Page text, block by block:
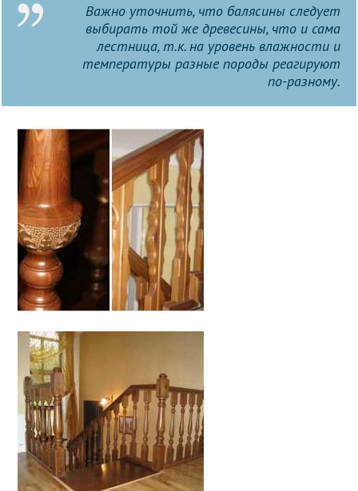
Важно уточнить, что балясины следует
выбирать той же древесины, что и сама
лестница, т.к. на уровень влажности и
температуры разные породы реагируют
по-разному.